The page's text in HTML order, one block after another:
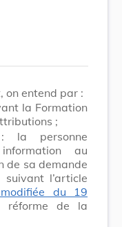
on entend par :
la Formation
;
la personne
au
de sa demande
l’article
du 19
réforme de la